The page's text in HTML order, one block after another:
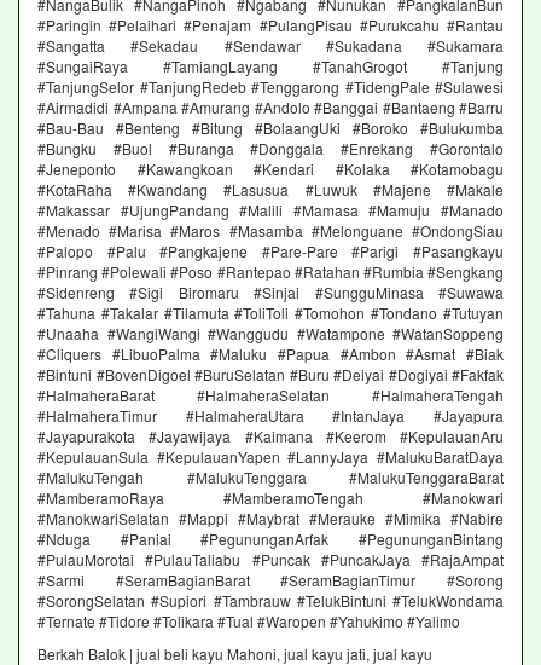
#NangaBulik #NangaPinoh #Ngabang #Nunukan #PangkalanBun
#Paringin #Pelaihari #Penajam #PulangPisau #Purukcahu #Rantau
#Sangatta #Sekadau #Sendawar #Sukadana #Sukamara
#SungaiRaya #TamiangLayang #TanahGrogot #Tanjung
#TanjungSelor #TanjungRedeb #Tenggarong #TidengPale #Sulawesi
#Airmadidi #Ampana #Amurang #Andolo #Banggai #Bantaeng #Barru
#Bau-Bau #Benteng #Bitung #BolaangUki #Boroko #Bulukumba
#Bungku #Buol #Buranga #Donggala #Enrekang #Gorontalo
#Jeneponto #Kawangkoan #Kendari #Kolaka #Kotamobagu
#KotaRaha #Kwandang #Lasusua #Luwuk #Majene #Makale
#Makassar #UjungPandang #Malili #Mamasa #Mamuju #Manado
#Menado #Marisa #Maros #Masamba #Melonguane #OndongSiau
#Palopo #Palu #Pangkajene #Pare-Pare #Parigi #Pasangkayu
#Pinrang #Polewali #Poso #Rantepao #Ratahan #Rumbia #Sengkang
#Sidenreng #Sigi Biromaru #Sinjai #SungguMinasa #Suwawa
#Tahuna #Takalar #Tilamuta #ToliToli #Tomohon #Tondano #Tutuyan
#Unaaha #WangiWangi #Wanggudu #Watampone #WatanSoppeng
#Cliquers #LibuoPalma #Maluku #Papua #Ambon #Asmat #Biak
#Bintuni #BovenDigoel #BuruSelatan #Buru #Deiyai #Dogiyai #Fakfak
#HalmaheraBarat #HalmaheraSelatan #HalmaheraTengah
#HalmaheraTimur #HalmaheraUtara #IntanJaya #Jayapura
#Jayapurakota #Jayawijaya #Kaimana #Keerom #KepulauanAru
#KepulauanSula #KepulauanYapen #LannyJaya #MalukuBaratDaya
#MalukuTengah #MalukuTenggara #MalukuTenggaraBarat
#MamberamoRaya #MamberamoTengah #Manokwari
#ManokwariSelatan #Mappi #Maybrat #Merauke #Mimika #Nabire
#Nduga #Paniai #PegununganArfak #PegununganBintang
#PulauMorotai #PulauTaliabu #Puncak #PuncakJaya #RajaAmpat
#Sarmi #SeramBagianBarat #SeramBagianTimur #Sorong
#SorongSelatan #Supiori #Tambrauw #TelukBintuni #TelukWondama
#Ternate #Tidore #Tolikara #Tual #Waropen #Yahukimo #Yalimo
Berkah Balok | jual beli kayu Mahoni, jual kayu jati, jual kayu